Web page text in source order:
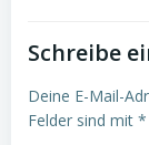
Schreibe
Deine E-Mail-
Felder sind mit *